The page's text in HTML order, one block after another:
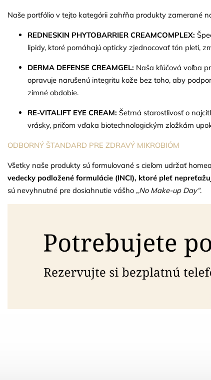
Naše portfólio v tejto kategórii zahŕňa produkty zamerané
REDNESKIN PHYTOBARRIER CREAMCOMPLEX:
lipidy, ktoré pomáhajú opticky zjednocovať tón pleti,
DERMA DEFENSE CREAMGEL: Naša kľúčová voľba
opravuje narušenú integritu kože bez toho, aby
zimné obdobie.
RE-VITALIFT EYE CREAM: Šetrná starostlivosť o
vrásky, pričom vďaka biotechnologickým zložkám
ODBORNÝ ŠTANDARD PRE ZDRAVÝ MIKROBIÓM
Všetky naše produkty sú formulované s cieľom udržať
vedecky podložené formulácie (INCI), ktoré pleť
sú nevyhnutné pre dosiahnutie vášho „No Make-up Day“.